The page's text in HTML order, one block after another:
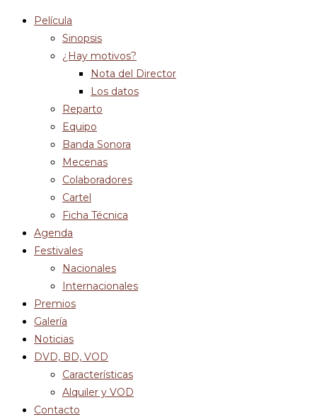
Película
Sinopsis
¿Hay motivos?
Nota del Director
Los datos
Reparto
Equipo
Banda Sonora
Mecenas
Colaboradores
Cartel
Ficha Técnica
Agenda
Festivales
Nacionales
Internacionales
Premios
Galería
Noticias
DVD, BD, VOD
Características
Alquiler y VOD
Contacto